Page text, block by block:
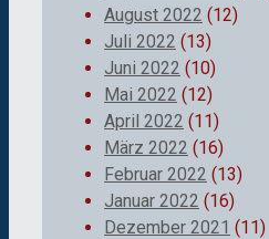
August 2022 (12)
Juli 2022 (13)
Juni 2022 (10)
Mai 2022 (12)
April 2022 (11)
März 2022 (16)
Februar 2022 (13)
Januar 2022 (16)
Dezember 2021 (11)